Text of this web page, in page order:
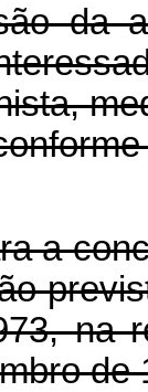
da
a
na
de